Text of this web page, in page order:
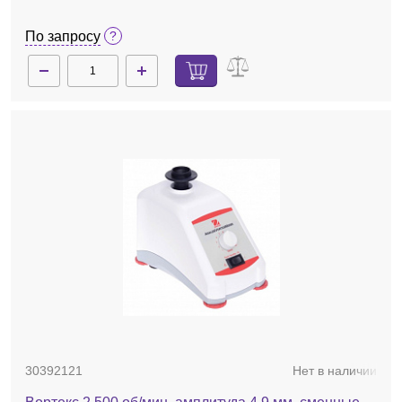
По запросу
30392121 Нет в наличии